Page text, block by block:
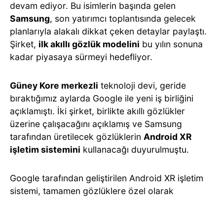
devam ediyor. Bu isimlerin başında gelen
Samsung, son yatırımcı toplantısında gelecek
planlarıyla alakalı dikkat çeken detaylar paylaştı.
Şirket, ilk akıllı gözlük modelini bu yılın sonuna
kadar piyasaya sürmeyi hedefliyor.
Güney Kore merkezli teknoloji devi, geride
bıraktığımız aylarda Google ile yeni iş birliğini
açıklamıştı. İki şirket, birlikte akıllı gözlükler
üzerine çalışacağını açıklamış ve Samsung
tarafından üretilecek gözlüklerin Android XR
işletim sistemini kullanacağı duyurulmuştu.
Google tarafından geliştirilen Android XR işletim
sistemi, tamamen gözlüklere özel olarak